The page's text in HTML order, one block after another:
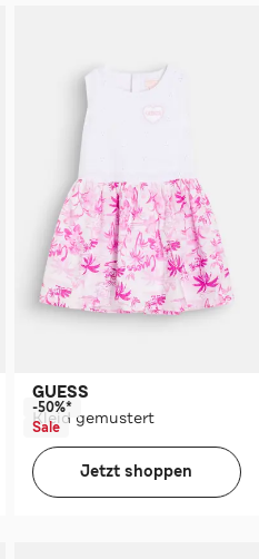
GUESS
Kleid gemustert
-50%*
Sale
Jetzt shoppen